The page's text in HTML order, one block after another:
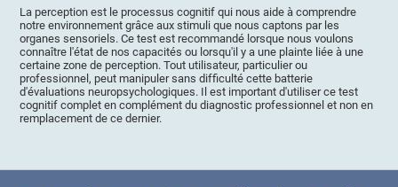
La perception est le processus cognitif qui nous aide à comprendre
notre environnement grâce aux stimuli que nous captons par les
organes sensoriels. Ce test est recommandé lorsque nous voulons
connaître l'état de nos capacités ou lorsqu'il y a une plainte liée à une
certaine zone de perception. Tout utilisateur, particulier ou
professionnel, peut manipuler sans difficulté cette batterie
d'évaluations neuropsychologiques. Il est important d'utiliser ce test
cognitif complet en complément du diagnostic professionnel et non en
remplacement de ce dernier.